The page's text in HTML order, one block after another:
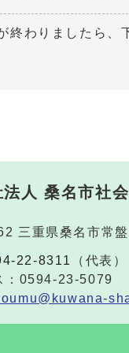
終わりましたら、
法人 桑名市社
三重県桑名市常
22-8311
（代表）
：0594-23-5079